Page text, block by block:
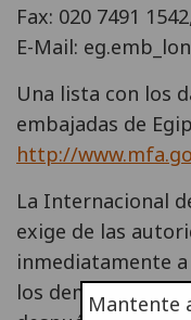
Fax: 020 7491
E-Mail:
Una lista con los
embajadas de
http://
La Internacional
exige de las
inmediatamente
los demásMantente